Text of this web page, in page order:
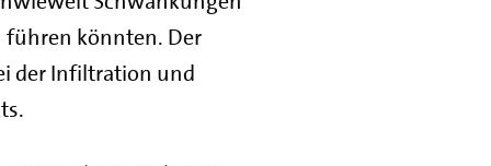
führen könnten. Der
der Infiltration und